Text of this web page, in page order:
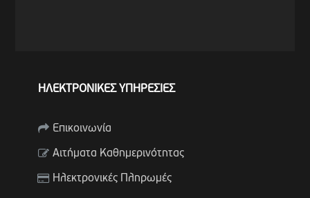
ΗΛΕΚΤΡΟΝΙΚΕΣ ΥΠΗΡΕΣΙΕΣ
Επικοινωνία
Αιτήματα Καθημερινότητας
Ηλεκτρονικές Πληρωμές